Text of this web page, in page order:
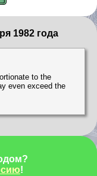
1982 года
to the
even exceed the
!